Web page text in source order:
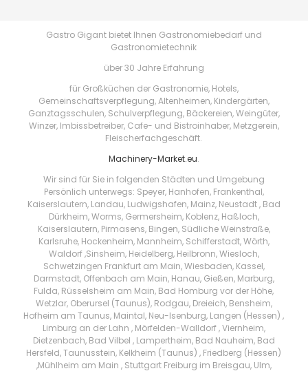
Gastro Gigant bietet Ihnen Gastronomiebedarf und
Gastronomietechnik
über 30 Jahre Erfahrung
für Großküchen der Gastronomie, Hotels,
Gemeinschaftsverpflegung, Altenheimen, Kindergärten,
Ganztagsschulen, Schulverpflegung, Bäckereien, Weingüter,
Winzer, Imbissbetreiber, Cafe- und Bistroinhaber, Metzgerein,
Fleischerfachgeschäft.
Machinery-Market.eu.
Wir sind für Sie in folgenden Städten und Umgebung
Persönlich unterwegs: Speyer, Hanhofen, Frankenthal,
Kaiserslautern, Landau, Ludwigshafen, Mainz, Neustadt , Bad
Dürkheim, Worms, Germersheim, Koblenz, Haßloch,
Kaiserslautern, Pirmasens, Bingen, Südliche Weinstraße,
Karlsruhe, Hockenheim, Mannheim, Schifferstadt, Wörth,
Waldorf ,Sinsheim, Heidelberg, Heilbronn, Wiesloch,
Schwetzingen Frankfurt am Main, Wiesbaden, Kassel,
Darmstadt, Offenbach am Main, Hanau, Gießen, Marburg,
Fulda, Rüsselsheim am Main, Bad Homburg vor der Höhe,
Wetzlar, Oberursel (Taunus), Rodgau, Dreieich, Bensheim,
Hofheim am Taunus, Maintal, Neu-Isenburg, Langen (Hessen) ,
Limburg an der Lahn , Mörfelden-Walldorf , Viernheim,
Dietzenbach, Bad Vilbel , Lampertheim, Bad Nauheim, Bad
Hersfeld, Taunusstein, Kelkheim (Taunus) , Friedberg (Hessen)
,Mühlheim am Main , Stuttgart Freiburg im Breisgau, Ulm,